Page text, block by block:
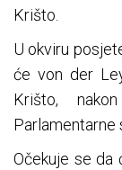
Krišto.
U okviru
će von der
Krišto,
Parlamentarne
Očekuje se da